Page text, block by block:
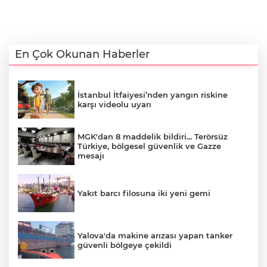
En Çok Okunan Haberler
İstanbul İtfaiyesi’nden yangın riskine
karşı videolu uyarı
MGK'dan 8 maddelik bildiri... Terörsüz
Türkiye, bölgesel güvenlik ve Gazze
mesajı
Yakıt barcı filosuna iki yeni gemi
Yalova'da makine arızası yapan tanker
güvenli bölgeye çekildi